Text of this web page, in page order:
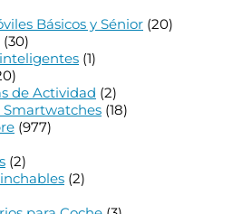
Básicos y Sénior (20)
(30)
(1)
de Actividad (2)
Smartwatches (18)
(977)
(2)
(2)